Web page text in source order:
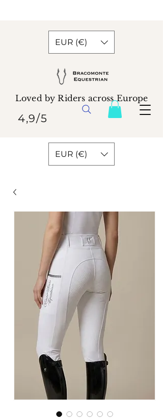
EUR (€)
Loved by Riders across Europe
4,9/5
EUR (€)